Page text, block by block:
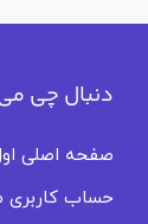
دنبال چی
صفحه اصلی
حساب کاربری